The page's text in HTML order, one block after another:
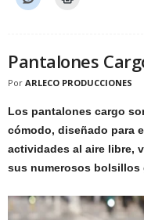
Pantalones
Por ARLECO PRODUCCIONES
Los pantalones cargo
cómodo, diseñado para
actividades al aire libre,
sus numerosos bolsillos